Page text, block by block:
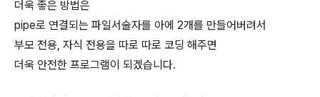
더욱 좋은 방법은
pipe로 연결되는 파일서술자를 아에 2개를 만들어버려서
부모 전용, 자식 전용을 따로 따로 코딩 해주면
더욱 안전한 프로그램이 되겠습니다.